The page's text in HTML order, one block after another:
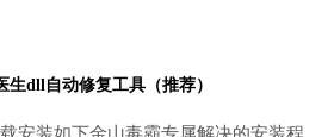
生dll自动修复工具（推荐）
安装如下金山毒霸专属解决的安装程